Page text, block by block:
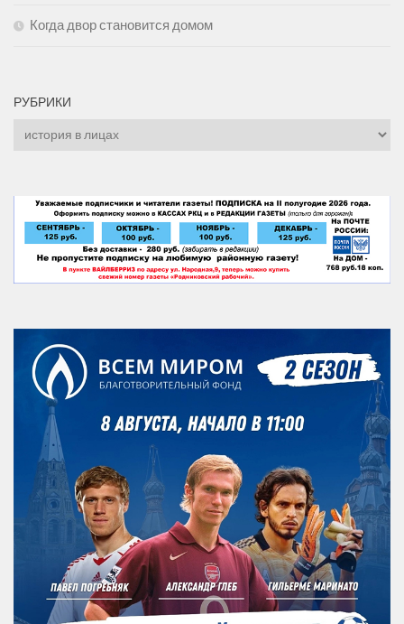
Когда двор становится домом
РУБРИКИ
Рубрики